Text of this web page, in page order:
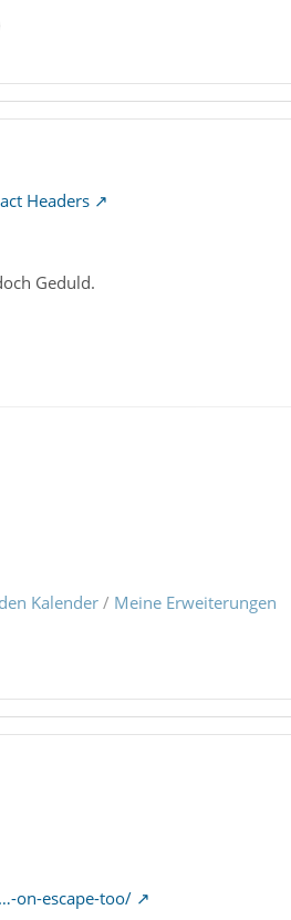
Headers
Geduld.
Kalender/ Meine Erweiterungen
on-escape-too/